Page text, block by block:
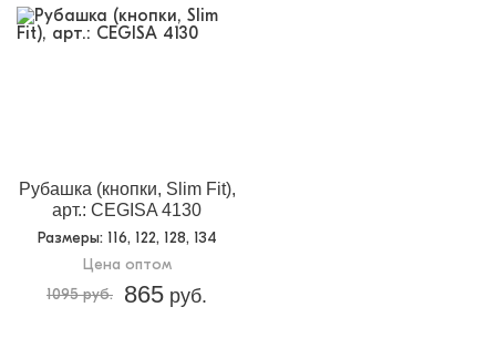
Рубашка (кнопки, Slim Fit),
арт.: CEGISA 4130
Размеры: 116, 122, 128, 134
Цена оптом
1095 руб.
865 руб.